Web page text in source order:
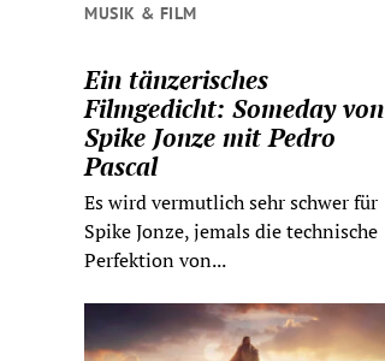
MUSIK & FILM
Ein tänzerisches
Filmgedicht: Someday von
Spike Jonze mit Pedro
Pascal
Es wird vermutlich sehr schwer für
Spike Jonze, jemals die technische
Perfektion von...